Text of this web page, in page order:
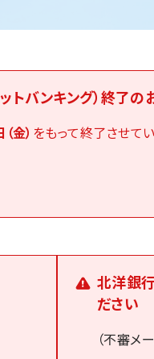
ットバンキング）終了
金） をもって終了させて
北洋銀
ださい
（不審メ